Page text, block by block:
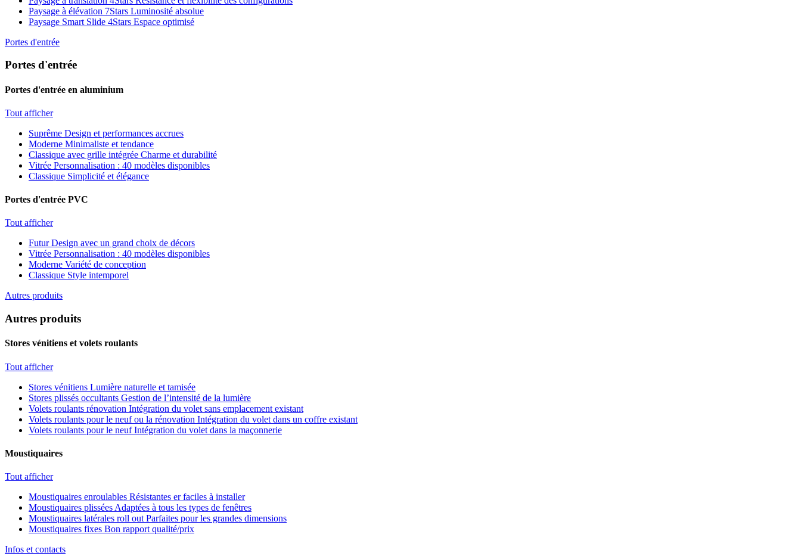
Paysage à élévation 7Stars Luminosité absolue
Paysage Smart Slide 4Stars Espace optimisé
Portes d'entrée
Portes d'entrée
Portes d'entrée en aluminium
Tout afficher
Suprême Design et performances accrues
Moderne Minimaliste et tendance
Classique avec grille intégrée Charme et durabilité
Vitrée Personnalisation : 40 modèles disponibles
Classique Simplicité et élégance
Portes d'entrée PVC
Tout afficher
Futur Design avec un grand choix de décors
Vitrée Personnalisation : 40 modèles disponibles
Moderne Variété de conception
Classique Style intemporel
Autres produits
Autres produits
Stores vénitiens et volets roulants
Tout afficher
Stores vénitiens Lumière naturelle et tamisée
Stores plissés occultants Gestion de l’intensité de la lumière
Volets roulants rénovation Intégration du volet sans emplacement existant
Volets roulants pour le neuf ou la rénovation Intégration du volet dans un coffre existant
Volets roulants pour le neuf Intégration du volet dans la maçonnerie
Moustiquaires
Tout afficher
Moustiquaires enroulables Résistantes er faciles à installer
Moustiquaires plissées Adaptées à tous les types de fenêtres
Moustiquaires latérales roll out Parfaites pour les grandes dimensions
Moustiquaires fixes Bon rapport qualité/prix
Infos et contacts